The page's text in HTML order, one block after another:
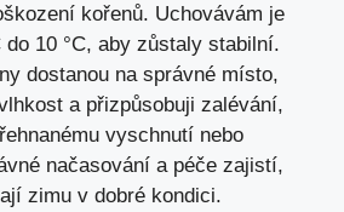
kořenů. Uchovávám je
do 10 °C, aby zůstaly stabilní.
dostanou na správné místo,
a přizpůsobuji zalévání,
vyschnutí nebo
načasování a péče zajistí,
zimu v dobré kondici.